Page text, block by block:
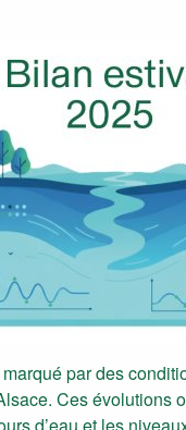
marqué par des
Ces évolutions